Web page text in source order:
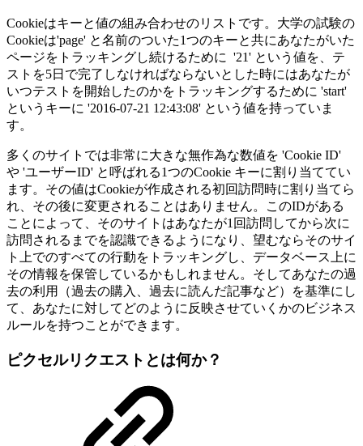
Cookieはキーと値の組み合わせのリストです。大学の試験の
Cookieは'page' と名前のついた1つのキーと共にあなたがいた
ページをトラッキングし続けるために '21' という値を、テ
ストを5日で完了しなければならないとした時にはあなたが
いつテストを開始したのかをトラッキングするために 'start'
というキーに '2016-07-21 12:43:08' という値を持っていま
す。
多くのサイトでは非常に大きな無作為な数値を 'Cookie ID'
や 'ユーザーID' と呼ばれる1つのCookie キーに割り当ててい
ます。その値はCookieが作成される初回訪問時に割り当てら
れ、その後に変更されることはありません。このIDがある
ことによって、そのサイトはあなたが1回訪問してから次に
訪問されるまでを認識できるようになり、望むならそのサイ
ト上でのすべての行動をトラッキングし、データベース上に
その情報を保管しているかもしれません。そしてあなたの過
去の利用（過去の購入、過去に読んだ記事など）を基準にし
て、あなたに対してどのように反映させていくかのビジネス
ルールを持つことができます。
ピクセルリクエストとは何か？